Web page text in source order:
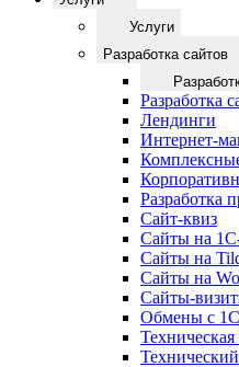
Услуги
Разработка сайтов
Разработка
Лендинги
Интернет-
Разработка
Сайт-квиз
Сайты на
Сайты на
Сайты на
Сайты-
Обмены с 1С